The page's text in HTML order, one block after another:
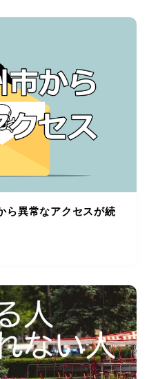
ら異常なアクセスが続